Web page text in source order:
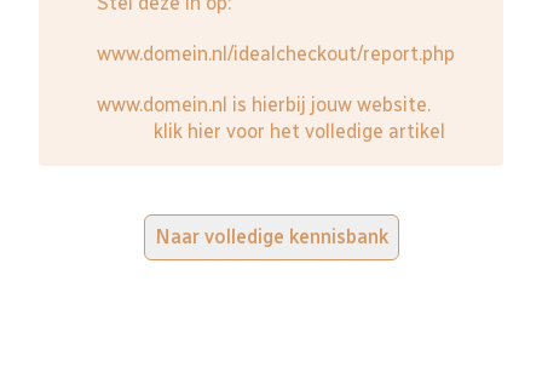
www.domein.nl/idealcheckout/report.php
www.domein.nl is hierbij jouw website.
klik hier voor het volledige artikel
Naar volledige kennisbank